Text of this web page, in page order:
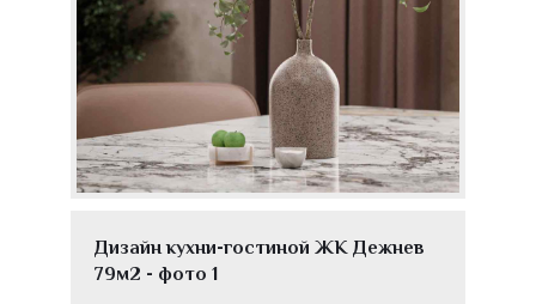
Дизайн кухни-гостиной ЖК Дежнев
79м2 - фото 1